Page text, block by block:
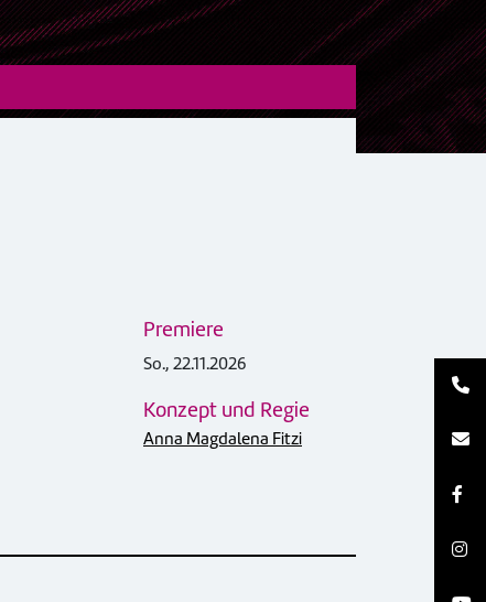
Premiere
So., 22.11.2026
Konzept und Regie
Anna Magdalena Fitzi